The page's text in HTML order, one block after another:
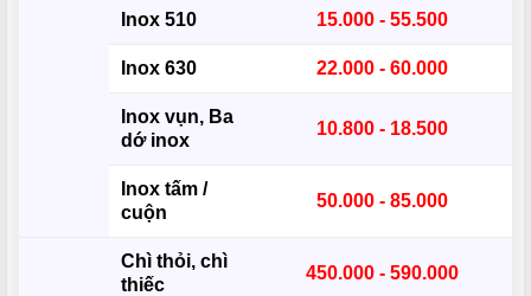
Inox 510 15.000 - 55.500
Inox 630 22.000 - 60.000
Inox vụn, Ba
dớ inox
10.800 - 18.500
Inox tấm /
cuộn
50.000 - 85.000
Chì thỏi, chì
thiếc
450.000 - 590.000